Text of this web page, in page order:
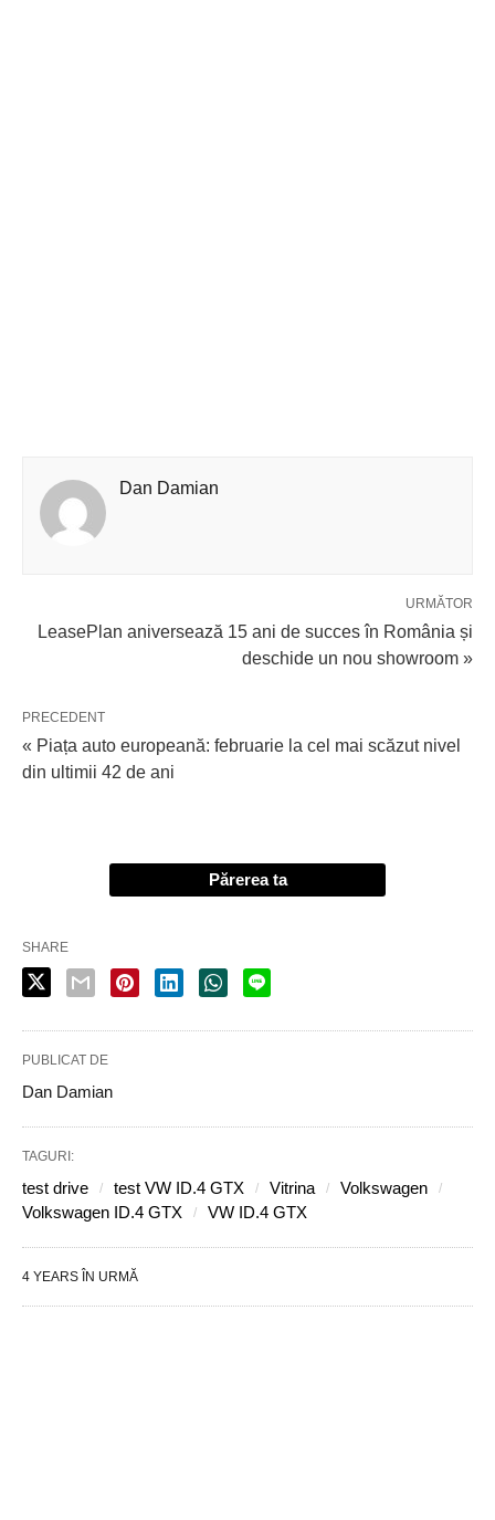
Dan Damian
URMĂTOR
LeasePlan aniversează 15 ani de succes în România și
deschide un nou showroom »
PRECEDENT
« Piața auto europeană: februarie la cel mai scăzut nivel
din ultimii 42 de ani
Părerea ta
SHARE
PUBLICAT DE
Dan Damian
TAGURI:
test drive test VW ID.4 GTX Vitrina
Volkswagen
Volkswagen ID.4 GTX
VW ID.4 GTX
4 YEARS ÎN URMĂ